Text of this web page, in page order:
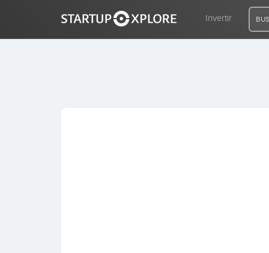
Invertir